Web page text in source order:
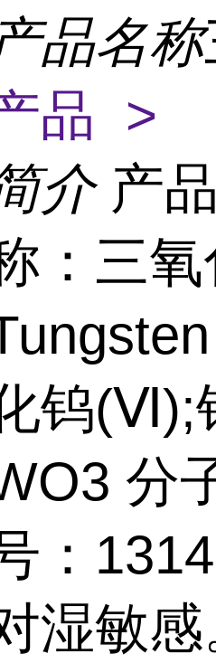
品名称
品 >
介 产
：三
钨(Ⅵ);
分
：
湿敏